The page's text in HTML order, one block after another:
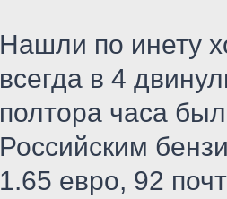
Нашли по инету
всегда в 4
полтора часа
Российским
1.65 евро, 92